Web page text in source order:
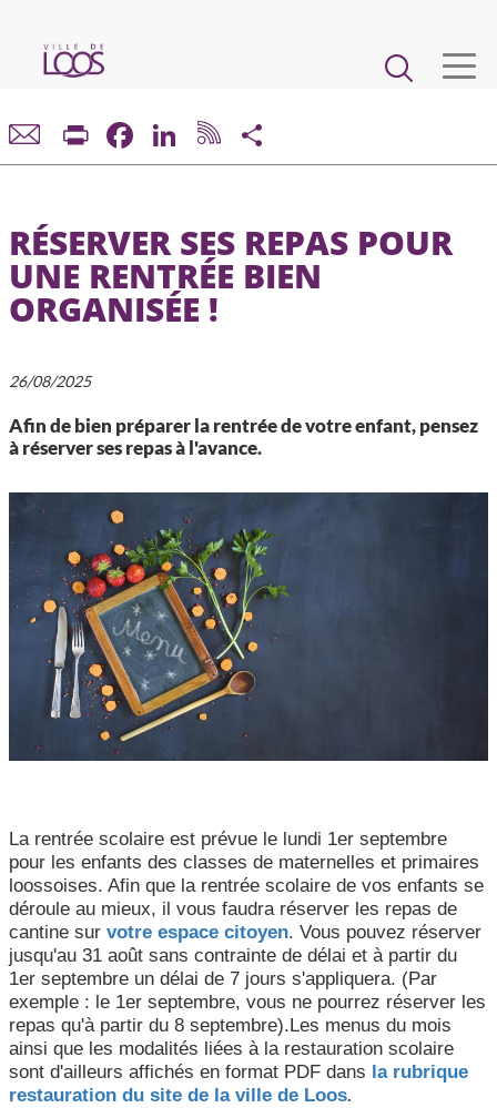
contenu
Main
navigation
VIE MUNICIPALE
CADRE DE VIE ET URBANISME
ECONOMIE ET EMPLOI
ENFANCE, JEUNESSE, ÉDUCATION, RESTAURATION
CULTURE, SPORT, ASSOCIATIONS
POLICE MUNICIPALE
Print FacebookLinkedIn
RÉSERVER SES REPAS POUR
UNE RENTRÉE BIEN
ORGANISÉE !
26/08/2025
Afin de bien préparer la rentrée de votre enfant, pensez
à réserver ses repas à l'avance.
La rentrée scolaire est prévue le lundi 1er septembre
pour les enfants des classes de maternelles et primaires
loossoises. Afin que la rentrée scolaire de vos enfants se
déroule au mieux, il vous faudra réserver les repas de
cantine sur votre espace citoyen. Vous pouvez réserver
jusqu'au 31 août sans contrainte de délai et à partir du
1er septembre un délai de 7 jours s'appliquera. (Par
exemple : le 1er septembre, vous ne pourrez réserver les
repas qu'à partir du 8 septembre).Les menus du mois
ainsi que les modalités liées à la restauration scolaire
sont d'ailleurs affichés en format PDF dans la rubrique
restauration du site de la ville de Loos.